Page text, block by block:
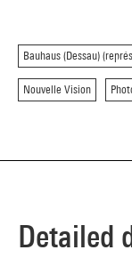
Bauhaus (Dessau)
Nouvelle Vision
Detailed